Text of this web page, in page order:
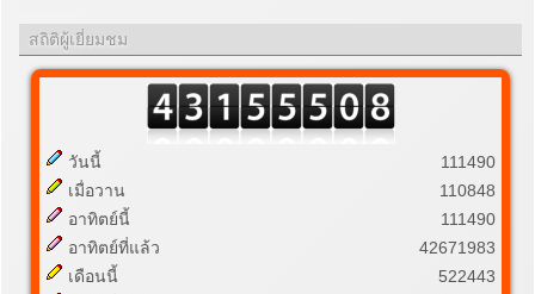
สถิติผู้เยี่ยมชม
วันนี้
เมื่อวาน
อาทิตย์นี้
อาทิตย์ที่แล้ว
เดือนนี้
111490
110848
111490
42671983
522443